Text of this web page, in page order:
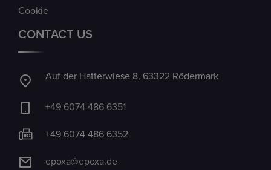
Cookie
CONTACT US
Auf der Hatterwiese 8, 63322 Rödermark
+49 6074 486 6351
+49 6074 486 6352
epoxa@epoxa.de